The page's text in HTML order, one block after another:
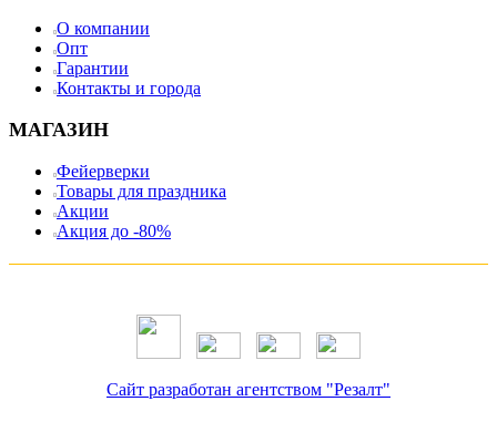
О компании
Опт
Гарантии
Контакты и города
МАГАЗИН
Фейерверки
Товары для праздника
Акции
Акция до -80%
Сайт разработан агентством "Резалт"